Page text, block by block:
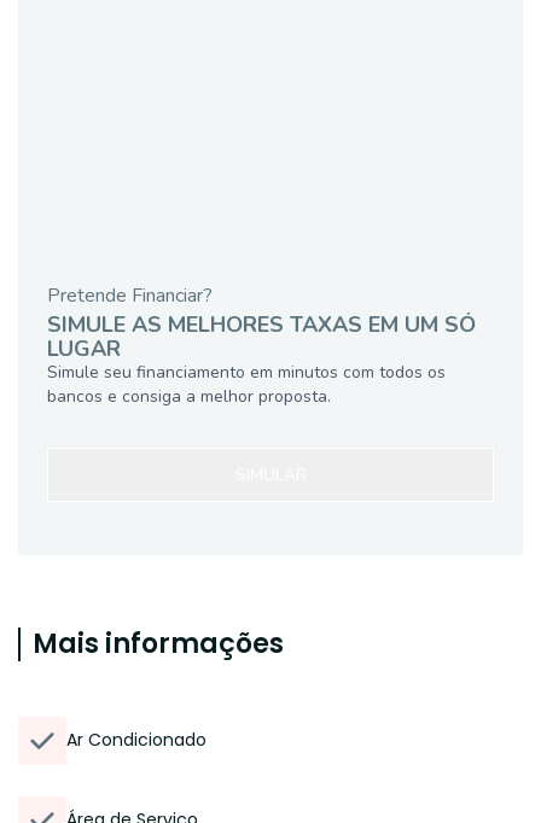
Pretende Financiar?
SIMULE AS MELHORES TAXAS EM UM SÓ
LUGAR
Simule seu financiamento em minutos com todos os
bancos e consiga a melhor proposta.
Mais informações
Ar Condicionado